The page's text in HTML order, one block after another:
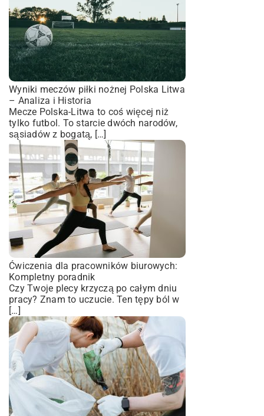
Wyniki meczów piłki nożnej Polska Litwa
– Analiza i Historia
Mecze Polska-Litwa to coś więcej niż
tylko futbol. To starcie dwóch narodów,
sąsiadów z bogatą, […]
Ćwiczenia dla pracowników biurowych:
Kompletny poradnik
Czy Twoje plecy krzyczą po całym dniu
pracy? Znam to uczucie. Ten tępy ból w
[…]